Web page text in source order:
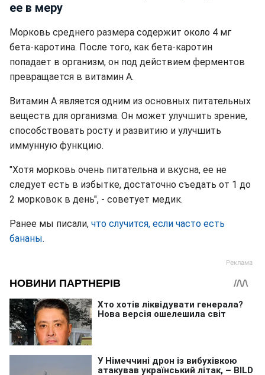
ее в меру
Морковь среднего размера содержит около 4 мг
бета-каротина. После того, как бета-каротин
попадает в организм, он под действием ферментов
превращается в витамин А.
Витамин А является одним из основных питательных
веществ для организма. Он может улучшить зрение,
способствовать росту и развитию и улучшить
иммунную функцию.
"Хотя морковь очень питательна и вкусна, ее не
следует есть в избытке, достаточно съедать от 1 до
2 морковок в день", - советует медик.
Ранее мы писали, что случится, если часто есть
бананы.